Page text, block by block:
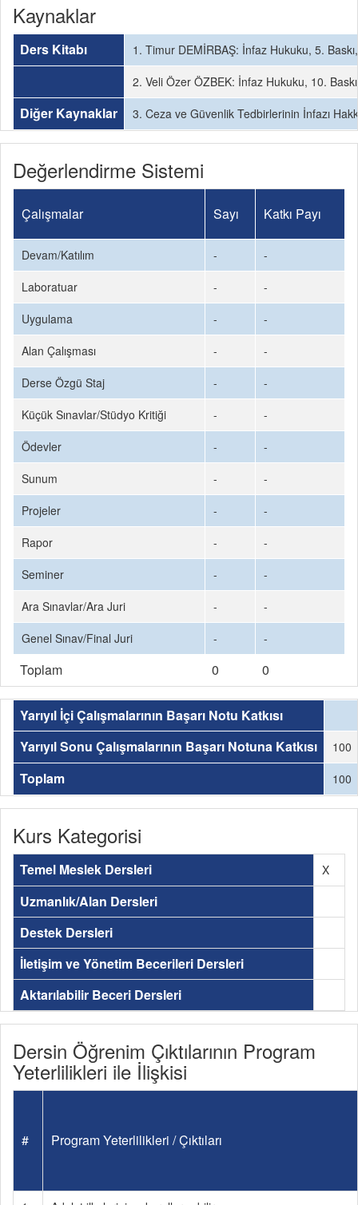
Kaynaklar
Ders Kitabı
1. Timur DEMİRBAŞ: İnfaz Hukuku, 5.
2. Veli Özer ÖZBEK: İnfaz Hukuku, 10.
Diğer Kaynaklar 3. Ceza ve Güvenlik Tedbirlerinin İnfazı
Değerlendirme Sistemi
Çalışmalar Sayı Katkı Payı
Devam/Katılım -
-
Laboratuar
-
-
Uygulama
-
-
Alan Çalışması
-
-
Derse Özgü Staj
-
-
Küçük Sınavlar/Stüdyo Kritiği
-
-
Ödevler
-
-
Sunum
-
-
Projeler
-
-
Rapor
-
-
Seminer
-
-
Ara Sınavlar/Ara Juri
-
-
Genel Sınav/Final Juri
- -
Toplam 0 0
Yarıyıl İçi Çalışmalarının Başarı Notu Katkısı
Yarıyıl Sonu Çalışmalarının Başarı Notuna Katkısı
100
Toplam 100
Kurs Kategorisi
Temel Meslek Dersleri X
Uzmanlık/Alan Dersleri
Destek Dersleri
İletişim ve Yönetim Becerileri Dersleri
Aktarılabilir Beceri Dersleri
Dersin Öğrenim Çıktılarının Program
Yeterlilikleri ile İlişkisi
# Program Yeterlilikleri / Çıktıları